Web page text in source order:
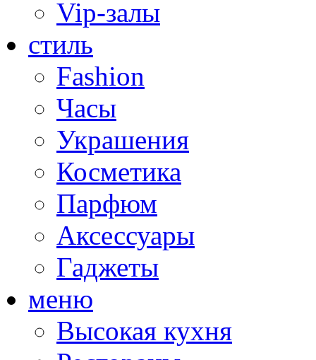
Vip-залы
стиль
Fashion
Часы
Украшения
Косметика
Парфюм
Аксессуары
Гаджеты
меню
Высокая кухня